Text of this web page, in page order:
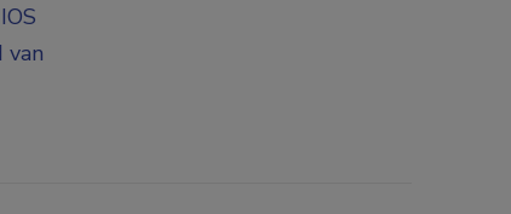
van